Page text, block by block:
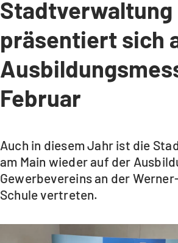
Stadtverwaltung
präsentiert sich
Februar
Auch in diesem Jahr ist die
am Main wieder auf der
Gewerbevereins an der
Schule vertreten.